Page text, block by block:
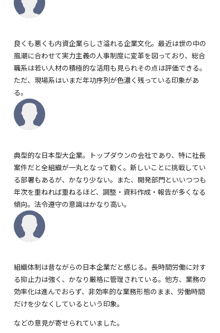
良くも悪くも内資企業らしさ溢れる企業文化。最近は世の中の
風潮に合わせて実力主義の人事制度に変革を図っており、総合
職系は若い人材の積極的な活用も見られその点は評価できる。
ただ、現場系はいまだ年功序列が色濃く残っている印象があ
る。
典型的な日本型大企業。トップダウンの会社であり、特に社長
案件だと全組織が一丸となって動く。新しいことに挑戦してい
る部署もあるが、かなり少ない。また、開発部門といいつつも
年次を重ねれば重ねるほど、調整・資料作成・報告が多くなる
傾向。法令遵守の意識はかなり高い。
組織体制は昔ながらの日本企業だと感じる。長時間労働に対す
る抑止力は強く、かなり厳格に管理されている。他方、業務の
効率化は進んでおらず、非効率的な業務形態のまま、労働時間
だけを少なくしているという印象。
などの意見が寄せられていました。